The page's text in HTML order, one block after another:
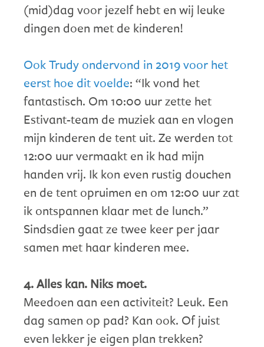
(mid)dag voor jezelf hebt en wij leuke
dingen doen met de kinderen!
Ook Trudy ondervond in 2019 voor het
eerst hoe dit voelde: “Ik vond het
fantastisch. Om 10:00 uur zette het
Estivant-team de muziek aan en vlogen
mijn kinderen de tent uit. Ze werden tot
12:00 uur vermaakt en ik had mijn
handen vrij. Ik kon even rustig douchen
en de tent opruimen en om 12:00 uur zat
ik ontspannen klaar met de lunch.”
Sindsdien gaat ze twee keer per jaar
samen met haar kinderen mee.
4. Alles kan. Niks moet.
Meedoen aan een activiteit? Leuk. Een
dag samen op pad? Kan ook. Of juist
even lekker je eigen plan trekken?